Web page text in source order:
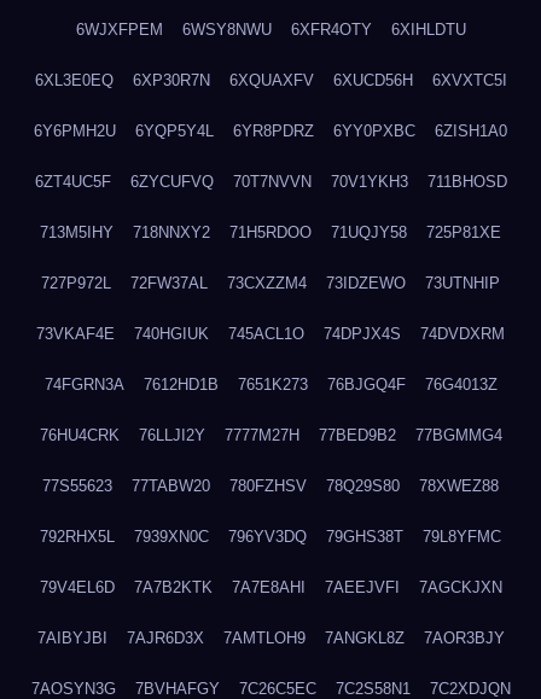
6WJXFPEM 6WSY8NWU 6XFR4OTY 6XIHLDTU
6XL3E0EQ 6XP30R7N 6XQUAXFV 6XUCD56H 6XVXTC5I
6Y6PMH2U 6YQP5Y4L 6YR8PDRZ 6YY0PXBC 6ZISH1A0
6ZT4UC5F 6ZYCUFVQ 70T7NVVN 70V1YKH3 711BHOSD
713M5IHY 718NNXY2 71H5RDOO 71UQJY58 725P81XE
727P972L 72FW37AL 73CXZZM4 73IDZEWO 73UTNHIP
73VKAF4E 740HGIUK 745ACL1O 74DPJX4S 74DVDXRM
74FGRN3A 7612HD1B 7651K273 76BJGQ4F 76G4013Z
76HU4CRK 76LLJI2Y 7777M27H 77BED9B2 77BGMMG4
77S55623 77TABW20 780FZHSV 78Q29S80 78XWEZ88
792RHX5L 7939XN0C 796YV3DQ 79GHS38T 79L8YFMC
79V4EL6D 7A7B2KTK 7A7E8AHI 7AEEJVFI 7AGCKJXN
7AIBYJBI 7AJR6D3X 7AMTLOH9 7ANGKL8Z 7AOR3BJY
7AOSYN3G 7BVHAFGY 7C26C5EC 7C2S58N1 7C2XDJQN